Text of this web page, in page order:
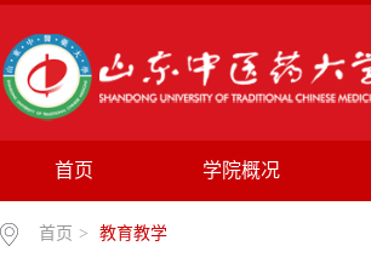
首页 学院概况
首页 > 教育教学